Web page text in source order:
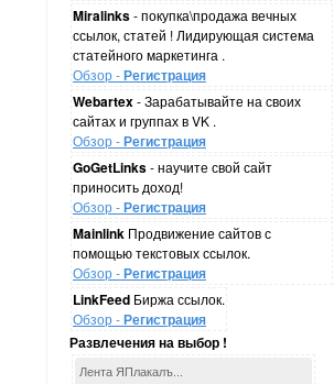
Miralinks- покупка\продажа вечных
ссылок, статей ! Лидирующая система
статейного маркетинга .
Обзор -Регистрация
Webartex- Зарабатывайте на своих
сайтах и группах в VK .
Обзор -Регистрация
GoGetLinks- научите свой сайт
приносить доход!
Обзор -Регистрация
Mainlink Продвижение сайтов с
помощью текстовых ссылок.
Обзор -Регистрация
LinkFeed Биржа ссылок.
Обзор -Регистрация
Развлечения на выбор !
Лента ЯПлакалъ...